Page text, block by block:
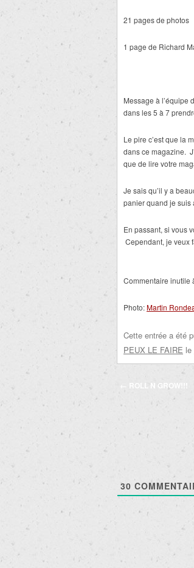
21 pages de photos
1 page de Richard
Message à l’équipe
dans les 5 à 7
Le pire c’est que la
dans ce magazine.
que de lire votre
Je sais qu’il y a
panier quand je suis
En passant, si vous
Cependant, je veux
Commentaire inutile
Photo:Martin
Cette entrée a été
PEUX LE FAIRE le
Navigation
des
← ROLL N GROW!!!
30